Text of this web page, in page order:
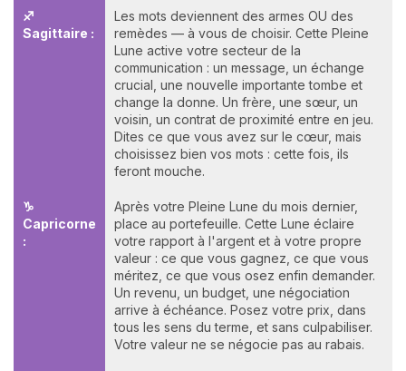
♐
Sagittaire :
Les mots deviennent des armes OU des
remèdes — à vous de choisir. Cette Pleine
Lune active votre secteur de la
communication : un message, un échange
crucial, une nouvelle importante tombe et
change la donne. Un frère, une sœur, un
voisin, un contrat de proximité entre en jeu.
Dites ce que vous avez sur le cœur, mais
choisissez bien vos mots : cette fois, ils
feront mouche.
♑
Capricorne
:
Après votre Pleine Lune du mois dernier,
place au portefeuille. Cette Lune éclaire
votre rapport à l'argent et à votre propre
valeur : ce que vous gagnez, ce que vous
méritez, ce que vous osez enfin demander.
Un revenu, un budget, une négociation
arrive à échéance. Posez votre prix, dans
tous les sens du terme, et sans culpabiliser.
Votre valeur ne se négocie pas au rabais.